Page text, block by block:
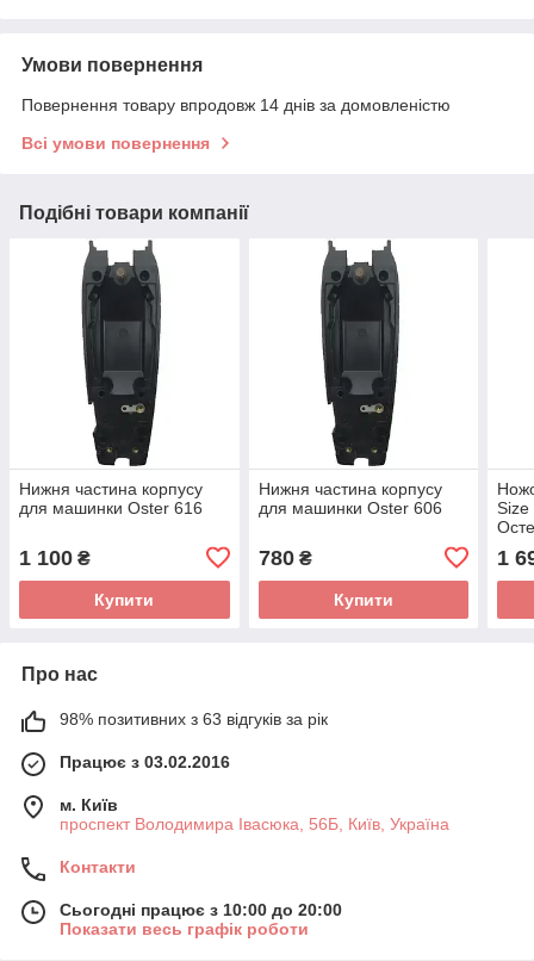
Умови повернення
Повернення товару впродовж 14 днів за домовленістю
Всі умови повернення
Подібні товари компанії
Нижня частина корпусу
для машинки Oster 616
1 100 ₴
Купити
Нижня частина корпусу
для машинки Oster 606
780₴
Купити
1
Про нас
98% позитивних з 63 відгуків за рік
Працює з 03.02.2016
м. Київ
проспект Володимира Івасюка, 56Б, Київ, Україна
Контакти
Сьогодні працює з 10:00 до 20:00
Показати весь графік роботи